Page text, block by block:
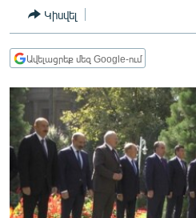
ՏՆՏԵՍՈՒԹՅՈՒՆ
ՂԱՐԱԲԱՂ
ՏԱՐԱԾԱՇՐՋԱՆ
ՄԻՋԱԶԳԱՅԻՆ
ՄՇԱԿՈՒՅԹ
ՍՊՈՐՏ
Կիսվել
Ավելացրեք մեզ Google-ում